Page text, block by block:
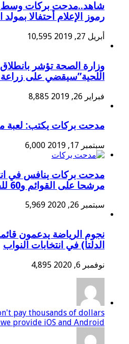
شاهد..مدحت بركات وسط
رموز الإعلام أحتفالا
أبريل 27, 2019 10,595
وزارة الصحة تؤشر
اللحية”سيقضي على
فبراير 26, 2019 8,885
مدحت بركات يكتب: لعبة
سبتمبر 17, 2019 6,000
مرشحا على القوائم و60 للفردي
سبتمبر 26, 2020 5,969
نجوم الرياضة يدعمون
الدلتا) في انتخابات النواب
نوفمبر 6, 2020 4,895
pay thousands of dollars
provide iOS and Android...